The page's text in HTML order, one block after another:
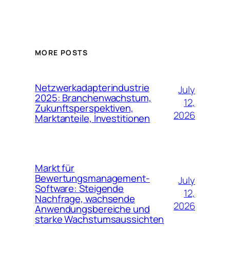
MORE POSTS
Netzwerkadapterindustrie
2025: Branchenwachstum,
Zukunftsperspektiven,
Marktanteile, Investitionen
July
12,
2026
Markt für
Bewertungsmanagement-
Software: Steigende
Nachfrage, wachsende
Anwendungsbereiche und
starke Wachstumsaussichten
July
12,
2026